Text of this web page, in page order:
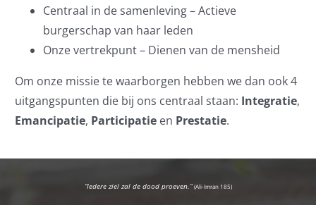
Centraal in de samenleving – Actieve
burgerschap van haar leden
Onze vertrekpunt – Dienen van de mensheid
Om onze missie te waarborgen hebben we dan ook 4
uitgangspunten die bij ons centraal staan: Integratie,
Emancipatie, Participatie en Prestatie.
“Iedere ziel zal de dood proeven.” (Ali-Imran 185)